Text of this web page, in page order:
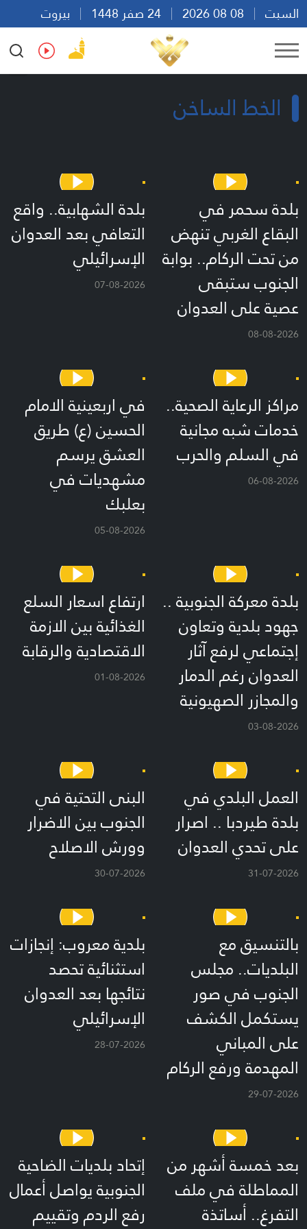
السبت
بيروت
14:21
Ar En Fr Es
الخط الساخن
بلدة سحمر في
البقاع الغربي تنهض
من تحت الركام.. بوابة
الجنوب ستبقى
عصية على العدوان
08-08-2026
بلدة الشهابية.. واقع
التعافي بعد العدوان
الإسرائيلي
07-08-2026
مراكز الرعاية الصحية..
خدمات شبه مجانية
في السلم والحرب
06-08-2026
في اربعينية الامام
الحسين (ع) طريق
العشق يرسم
مشهديات في
بعلبك
05-08-2026
بلدة معركة الجنوبية ..
جهود بلدية وتعاون
إجتماعي لرفع آثار
العدوان رغم الدمار
والمجازر الصهيونية
03-08-2026
ارتفاع اسعار السلع
الغذائية بين الازمة
الاقتصادية والرقابة
01-08-2026
العمل البلدي في
بلدة طيردبا .. اصرار
على تحدي العدوان
31-07-2026
البنى التحتية في
الجنوب بين الاضرار
وورش الاصلاح
30-07-2026
بالتنسيق مع
البلديات.. مجلس
الجنوب في صور
يستكمل الكشف
على المباني
المهدمة ورفع الركام
29-07-2026
بلدية معروب: إنجازات
استثنائية تحصد
نتائجها بعد العدوان
الإسرائيلي
28-07-2026
بعد خمسة أشهر من
المماطلة في ملف
التفرغ.. أساتذة
إتحاد بلديات الضاحية
الجنوبية يواصل أعمال
رفع الردم وتقييم